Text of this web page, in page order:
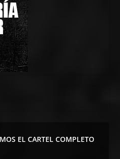
EL CARTEL COMPLETO